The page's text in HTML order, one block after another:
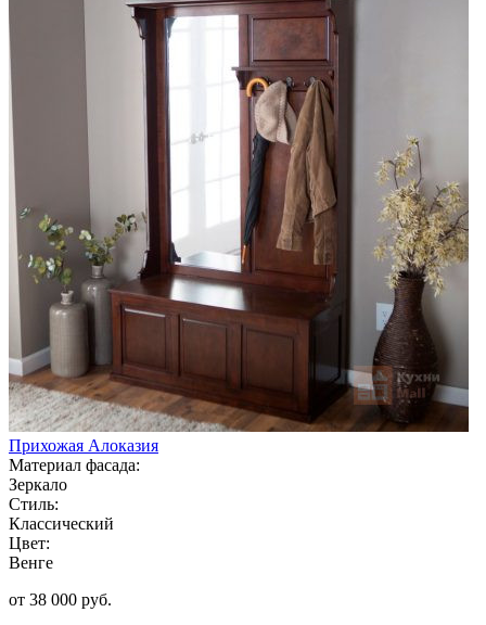
Прихожая Алоказия
Материал фасада:
Зеркало
Стиль:
Классический
Цвет:
Венге
от 38 000 руб.